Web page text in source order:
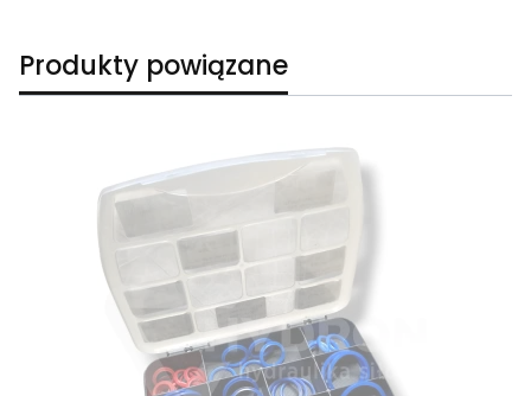
Produkty powiązane